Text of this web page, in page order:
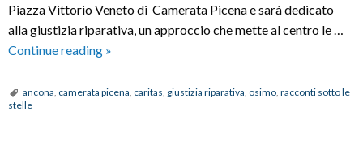
Piazza Vittorio Veneto di Camerata Picena e sarà dedicato
alla giustizia riparativa, un approccio che mette al centro le …
Continue reading RACCONTI
LE
»
ancona camerata picena caritas giustizia riparativa osimo racconti sotto le
stelle